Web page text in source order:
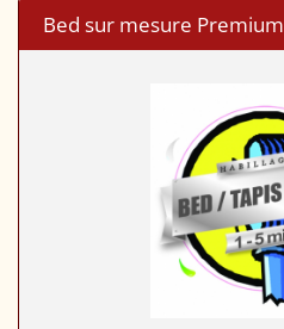
Bed sur mesure Premium